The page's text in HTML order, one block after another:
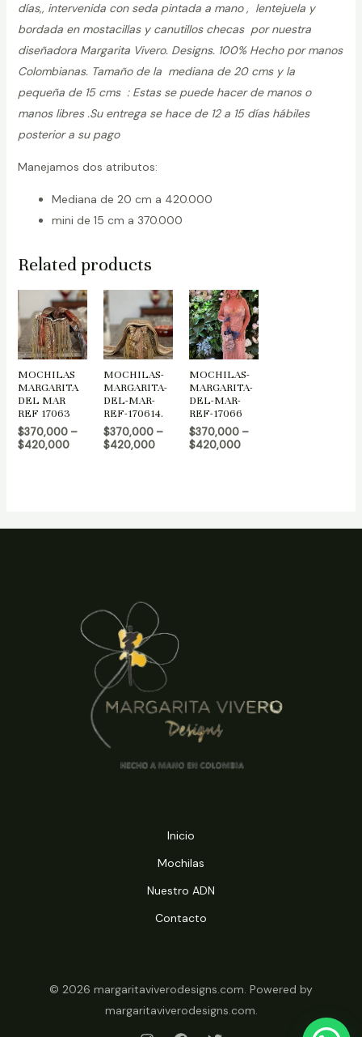
días,, intervenida con seda pintada a mano , lentejuela y
bordada en mostacillas y canutillos checas por nuestra
diseñadora Margarita Vivero. Designs. 100% Hecho por manos
Colombianas. Tamaño de la mediana de 20 cms y la
pequeña de 15 cms : Estas se puede hacer de manos o
manos libres .Su entrega se hace de 12 a 15 días hábiles
posterior a su pago
Manejamos dos atributos:
Mediana de 20 cm a 420.000
mini de 15 cm a 370.000
Related products
MOCHILAS
MARGARITA
DEL MAR
REF 17063
$370,000–
$420,000
MOCHILAS-
MARGARITA-
DEL-MAR-
REF-170614.
$370,000–
$420,000
MOCHILAS-
MARGARITA-
DEL-MAR-
REF-17066
$370,000–
$420,000
Inicio
Mochilas
Nuestro ADN
Contacto
© 2026 margaritaviverodesigns.com. Powered by
margaritaviverodesigns.com.